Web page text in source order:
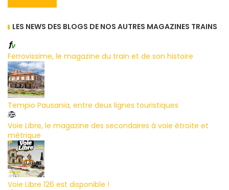
LES NEWS DES BLOGS DE NOS AUTRES MAGAZINES TRAINS
Ferrovissime, le magazine du train et de son histoire
Tempio Pausania, entre deux lignes touristiques
Voie Libre, le magazine des secondaires à voie étroite et
métrique
Voie Libre 126 est disponible !